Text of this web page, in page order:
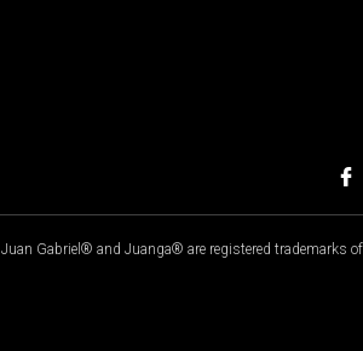
Gabriel® and Juanga® are registered trademarks